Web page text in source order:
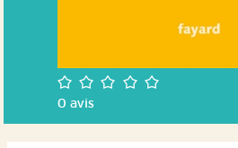
/5
0avis